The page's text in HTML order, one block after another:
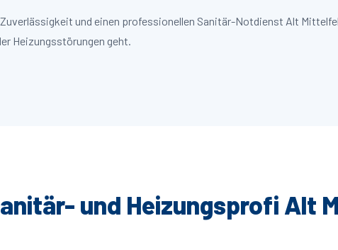
und einen professionellen Sanitär-Notdienst Alt
Heizungsstörungen geht.
und Heizungsprofi Alt